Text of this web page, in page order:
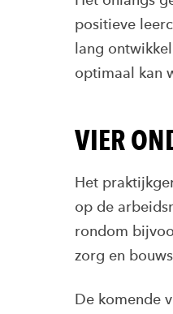
positieve
lang
optimaal kan
VIER
Het
op de
rondom
zorg en
De komende